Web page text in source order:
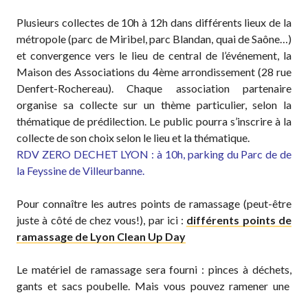
Plusieurs collectes de 10h à 12h dans différents lieux de la
métropole (parc de Miribel, parc Blandan, quai de Saône…)
et convergence vers le lieu de central de l’événement, la
Maison des Associations du 4ème arrondissement (28 rue
Denfert-Rochereau). Chaque association partenaire
organise sa collecte sur un thème particulier, selon la
thématique de prédilection. Le public pourra s’inscrire à la
collecte de son choix selon le lieu et la thématique.
RDV ZERO DECHET LYON : à 10h, parking du Parc de de
la Feyssine de Villeurbanne.
Pour connaître les autres points de ramassage (peut-être
juste à côté de chez vous!), par ici : différents points de
ramassage de Lyon Clean Up Day
Le matériel de ramassage sera fourni : pinces à déchets,
gants et sacs poubelle. Mais vous pouvez ramener une